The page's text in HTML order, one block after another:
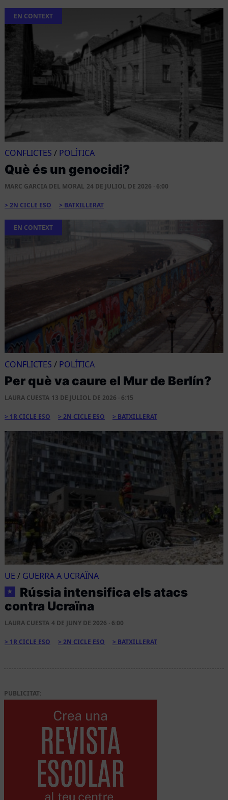
EN CONTEXT
CONFLICTES / POLÍTICA
Què és un genocidi?
MARC GARCIA DEL MORAL 24 DE JULIOL DE 2026 · 6:00
2N CICLE ESO BATXILLERAT
EN CONTEXT
CONFLICTES / POLÍTICA
Per què va caure el Mur de Berlín?
LAURA CUESTA 13 DE JULIOL DE 2026 · 6:15
1R CICLE ESO 2N CICLE ESO BATXILLERAT
UE / GUERRA A UCRAÏNA
★
Rússia intensifica els atacs
contra Ucraïna
LAURA CUESTA 4 DE JUNY DE 2026 · 6:00
1R CICLE ESO 2N CICLE ESO BATXILLERAT
PUBLICITAT: